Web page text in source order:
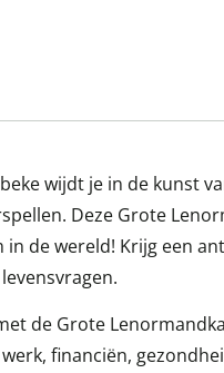
wijdt je in de kunst
Deze Grote
in de wereld! Krijg een
de Grote
financiën,